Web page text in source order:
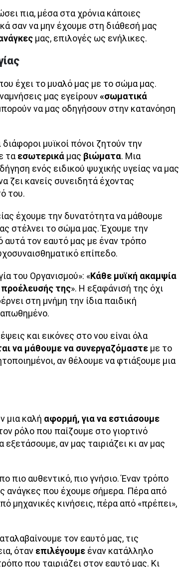
πια, μέσα στα χρόνια κάποιες
σαν να μην έχουμε στη διάθεσή μας
μας, επιλογές ως ενήλικες.
έχει το μυαλό μας με το σώμα μας.
μας εγείρουν«σωματικά
να μας οδηγήσουν στην κατανόηση
μυϊκοί πόνοι ζητούν την
τα εσωτερικά μας βιώματα. Μια
ενός ειδικού ψυχικής υγείας να μας
ζει κανείς συνειδητά έχοντας
του.
έχουμε την δυνατότητα να μάθουμε
στέλνει το σώμα μας. Έχουμε την
τον εαυτό μας με έναν τρόπο
επίπεδο.
του Οργανισμού»: «Κάθε μυϊκή ακαμψία
προέλευσής της». Η εξαφάνισή της όχι
στη μνήμη την ίδια παιδική
και εικόνες στο νου είναι όλα
να μάθουμε να συνεργαζόμαστε με το
αν θέλουμε να φτιάξουμε μια
μια καλή αφορμή, για να εστιάσουμε
ρόλο που παίζουμε στο γιορτινό
αν μας ταιριάζει κι αν μας
πιο αυθεντικό, πιο γνήσιο. Έναν τρόπο
ανάγκες που έχουμε σήμερα. Πέρα από
μηχανικές κινήσεις, πέρα από «πρέπει»,
τον εαυτό μας, τις
όταν επιλέγουμε έναν κατάλληλο
που ταιριάζει στον εαυτό μας. Κι